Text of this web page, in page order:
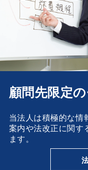
顧問先限定
当法人は積極的な情
案内や法改正に関す
ます。